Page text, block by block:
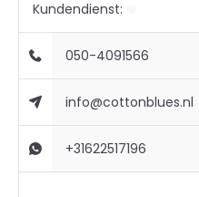
Kundendienst:
050-4091566
info@cottonblues.nl
+31622517196